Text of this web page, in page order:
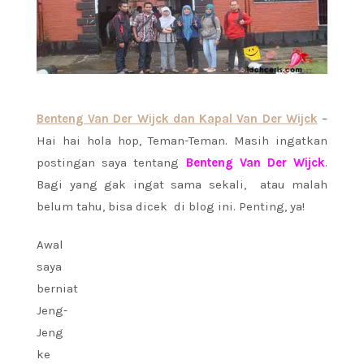
Benteng Van Der Wijck dan Kapal Van Der Wijck –
Hai hai hola hop, Teman-Teman. Masih ingatkan
postingan saya tentang Benteng Van Der Wijck.
Bagi yang gak ingat sama sekali, atau malah
belum tahu, bisa dicek di blog ini. Penting, ya!
Awal
saya
berniat
Jeng-
Jeng
ke